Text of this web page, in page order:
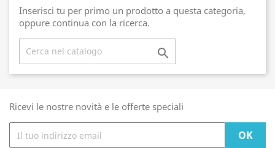
Inserisci tu per primo un prodotto a questa categoria,
oppure continua con la ricerca.

Ricevi le nostre novità e le offerte speciali